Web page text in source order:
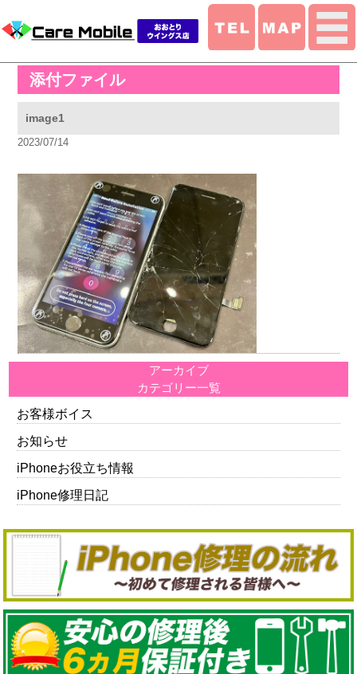
添付ファイル
image1
2023/07/14
アーカイブ
カテゴリー一覧
お客様ボイス
お知らせ
iPhoneお役立ち情報
iPhone修理日記